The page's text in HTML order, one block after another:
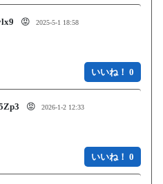
😡 2025-5-1 18:58
いいね！ 0
😡 2026-1-2 12:33
いいね！ 0